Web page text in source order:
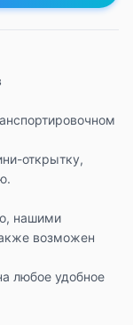
открытку,
нашими
возможен
любое удобное